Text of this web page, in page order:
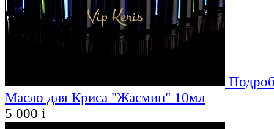
Масло для Криса "Жасмин" 10мл
5 000 i